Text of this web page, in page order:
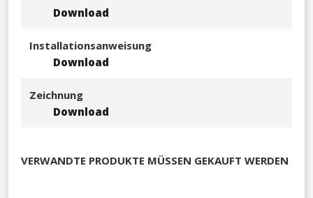
Download
Installationsanweisung
Download
Zeichnung
Download
VERWANDTE PRODUKTE MÜSSEN GEKAUFT WERDEN